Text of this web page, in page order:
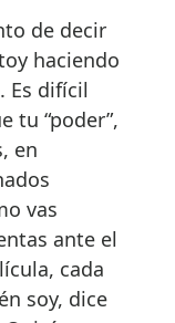
de decir
haciendo
Es difícil
tu “poder”,
en
vas
ante el
cada
soy, dice